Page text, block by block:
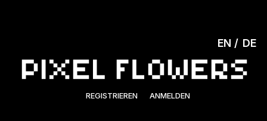
REGISTRIEREN ANMELDEN
EN DE